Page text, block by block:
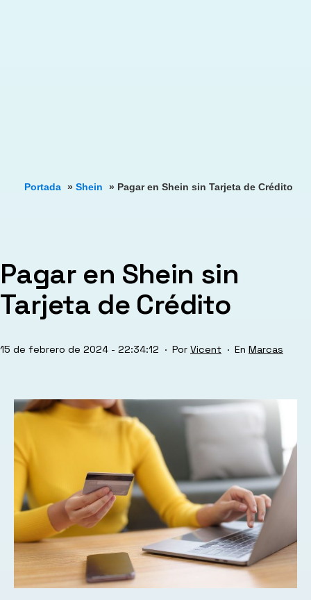
Portada » Shein » Pagar en Shein sin Tarjeta de Crédito
Pagar en Shein sin
Tarjeta de Crédito
Publicada
15 de febrero de 2024 - 22:34:12 Por Vicent Marcas